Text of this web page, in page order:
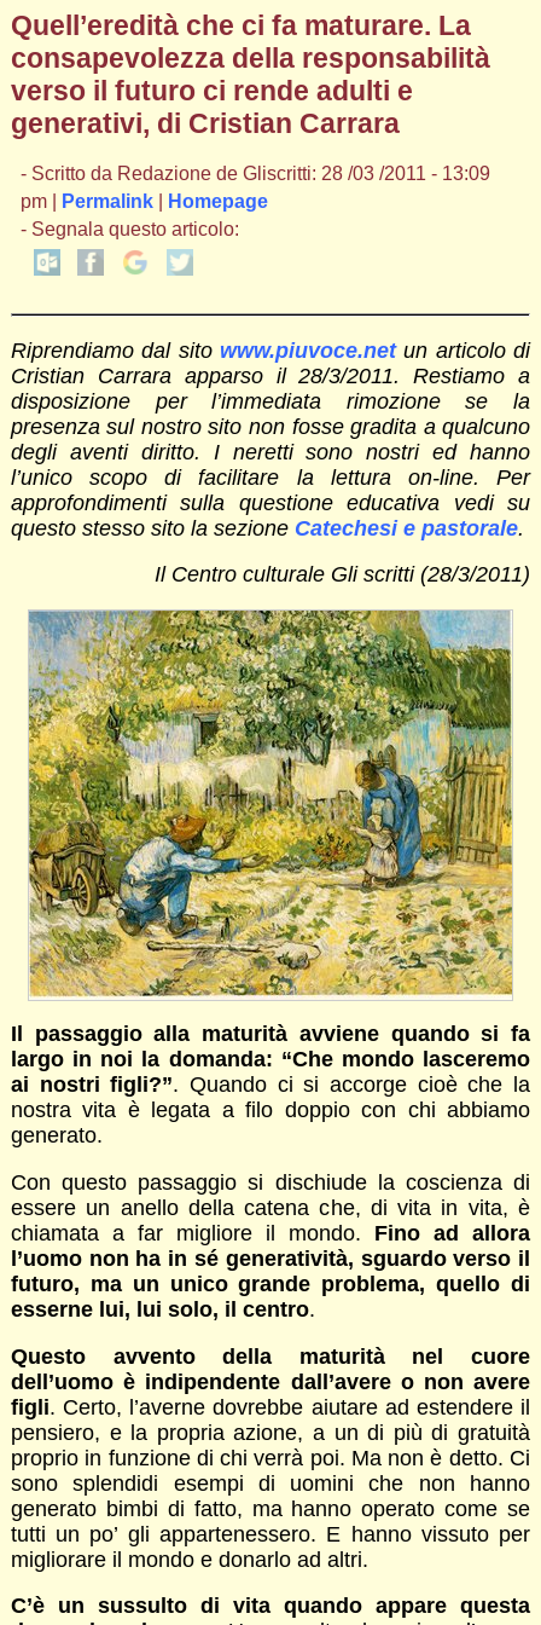
Quell’eredità che ci fa maturare. La
consapevolezza della responsabilità
verso il futuro ci rende adulti e
generativi, di Cristian Carrara
- Scritto da Redazione de Gliscritti: 28 /03 /2011 - 13:09
pm |
Permalink|
Homepage
- Segnala questo articolo:
Riprendiamo dal sito www.piuvoce.netun articolo di
Cristian Carrara apparso il 28/3/2011. Restiamo a
disposizione per l’immediata rimozione se la
presenza sul nostro sito non fosse gradita a qualcuno
degli aventi diritto. I neretti sono nostri ed hanno
l’unico scopo di facilitare la lettura on-line. Per
approfondimenti sulla questione educativa vedi su
questo stesso sito la sezione Catechesi e pastorale.
Il Centro culturale Gli scritti (28/3/2011)
Il passaggio alla maturità avviene quando si fa
largo in noi la domanda: “Che mondo lasceremo
ai nostri figli?”. Quando ci si accorge cioè che la
nostra vita è legata a filo doppio con chi abbiamo
generato.
Con questo passaggio si dischiude la coscienza di
essere un anello della catena che, di vita in vita, è
chiamata a far migliore il mondo. Fino ad allora
l’uomo non ha in sé generatività, sguardo verso il
futuro, ma un unico grande problema, quello di
esserne lui, lui solo, il centro.
Questo avvento della maturità nel cuore
dell’uomo è indipendente dall’avere o non avere
figli. Certo, l’averne dovrebbe aiutare ad estendere il
pensiero, e la propria azione, a un di più di gratuità
proprio in funzione di chi verrà poi. Ma non è detto. Ci
sono splendidi esempi di uomini che non hanno
generato bimbi di fatto, ma hanno operato come se
tutti un po’ gli appartenessero. E hanno vissuto per
migliorare il mondo e donarlo ad altri.
C’è un sussulto di vita quando appare questa